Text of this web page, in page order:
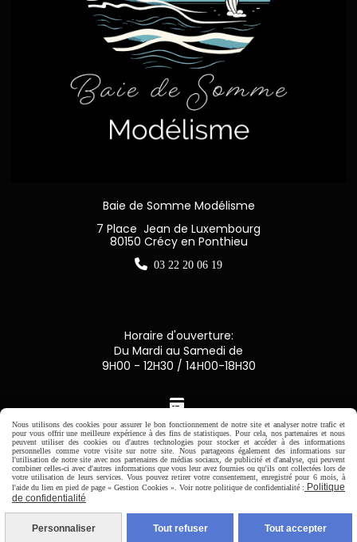
Baie de Somme Modélisme
7 Place Jean de Luxembourg
80150 Crécy en Ponthieu
 03 22 20 06 19
Horaire d'ouverture:
Du Mardi au Samedi de
9H00 - 12H30 / 14H00-18H30

Paiement sécurisé
CB Crédit Agricole
PAYPAL (4x sans frais)
Nous utilisons des cookies pour assurer le bon fonctionnement de notre site et analyser notre trafic et
pour vous offrir une meilleure expérience à des fins de statistiques. Pour cela, nos partenaires et nous
peuvent utiliser des cookies ou d'autres technologies pour stocker et accéder à des informations
personnelles comme votre visite sur notre site. Nous partageons également des informations sur
l'utilisation de notre site avec nos partenaires de médias sociaux, de publicité et d'analyse, qui peuvent
combiner celles-ci avec d'autres informations que vous leur avez fournies ou qu'ils ont collectées lors de
votre utilisation de leurs services. Vous pouvez retirer votre consentement, enregistré pour 6 mois, à
l'aide du lien en pied de page « Gestion Cookies ». Voir notre politique de confidentialité : Politique
de confidentialité
Personnaliser Tout refuser Tout accepter